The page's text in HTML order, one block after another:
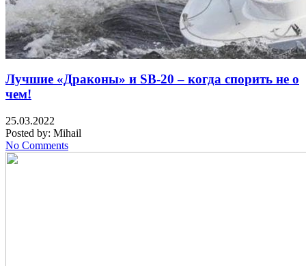
Лучшие «Драконы» и SB-20 – когда спорить не о
чем!
25.03.2022
Posted by: Mihail
No Comments